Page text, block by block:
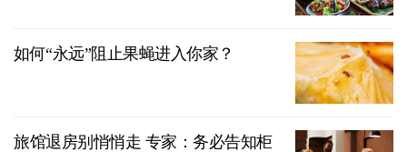
如何“永远”阻止果蝇进入你家？
旅馆退房别悄悄走 专家：务必告知柜